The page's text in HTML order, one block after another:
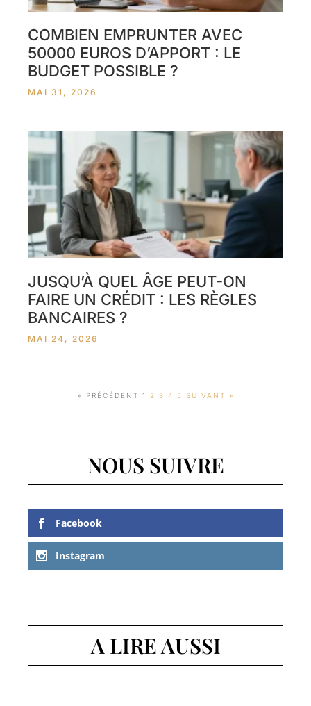
COMBIEN EMPRUNTER AVEC
50000 EUROS D’APPORT : LE
BUDGET POSSIBLE ?
MAI 31, 2026
JUSQU’À QUEL ÂGE PEUT-ON
FAIRE UN CRÉDIT : LES RÈGLES
BANCAIRES ?
MAI 24, 2026
« PRÉCÉDENT 1 2 3 4 5 SUIVANT »
NOUS SUIVRE
Facebook
Instagram
A LIRE AUSSI